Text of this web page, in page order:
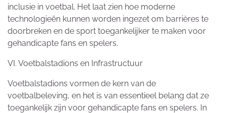
inclusie in voetbal. Het laat zien hoe moderne
technologieën kunnen worden ingezet om barrières te
doorbreken en de sport toegankelijker te maken voor
gehandicapte fans en spelers.
VI. Voetbalstadions en Infrastructuur
Voetbalstadions vormen de kern van de
voetbalbeleving, en het is van essentieel belang dat ze
toegankelijk zijn voor gehandicapte fans en spelers. In